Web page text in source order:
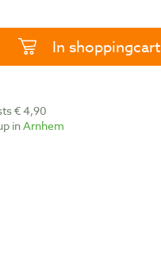
In shoppingcart
€ 4,90
inArnhem